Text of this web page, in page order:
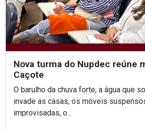
Nova turma do Nupdec reúne
Caçote
O barulho da chuva forte, a água que
invade as casas, os móveis
improvisadas, o...